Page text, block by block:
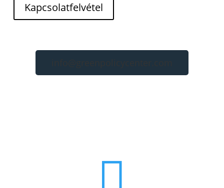
Kapcsolatfelvétel